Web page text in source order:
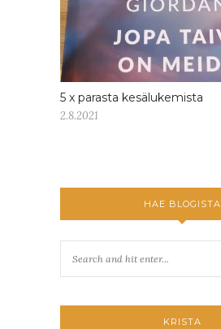
5 x parasta kesälukemista
2.8.2021
HAE BLOGISTA
KRISTA